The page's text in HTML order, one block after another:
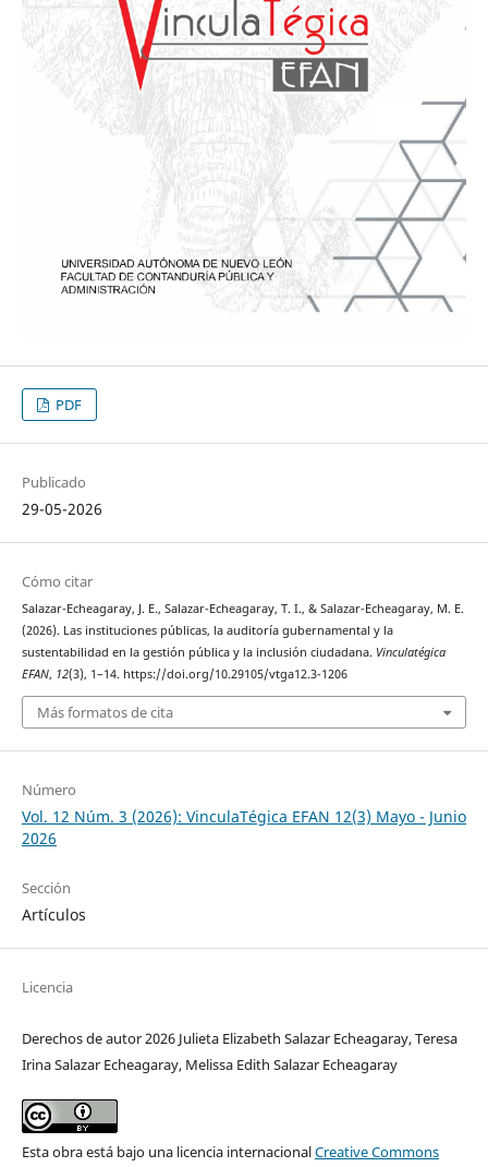
PDF
Publicado
29-05-2026
Cómo citar
Salazar-Echeagaray, J. E., Salazar-Echeagaray, T. I., & Salazar-Echeagaray, M. E.
(2026). Las instituciones públicas, la auditoría gubernamental y la
sustentabilidad en la gestión pública y la inclusión ciudadana. Vinculatégica
EFAN, 12(3), 1–14. https://doi.org/10.29105/vtga12.3-1206
Más formatos de cita
Número
Vol. 12 Núm. 3 (2026): VinculaTégica EFAN 12(3) Mayo - Junio
2026
Sección
Artículos
Licencia
Derechos de autor 2026 Julieta Elizabeth Salazar Echeagaray, Teresa
Irina Salazar Echeagaray, Melissa Edith Salazar Echeagaray
Esta obra está bajo una licencia internacionalCreative Commons